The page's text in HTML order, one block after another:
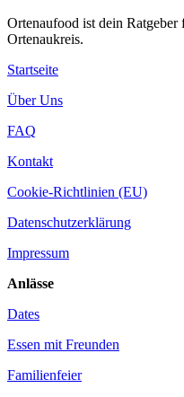
Ortenaufood ist dein Ratgeber
Ortenaukreis.
Startseite
Über Uns
FAQ
Kontakt
Cookie-Richtlinien (EU)
Datenschutzerklärung
Impressum
Anlässe
Dates
Essen mit Freunden
Familienfeier